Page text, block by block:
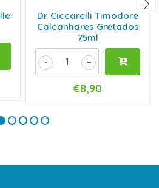
Dr. Ciccarelli Timodore
Calcanhares Gretados
75ml
+
-
€8,90